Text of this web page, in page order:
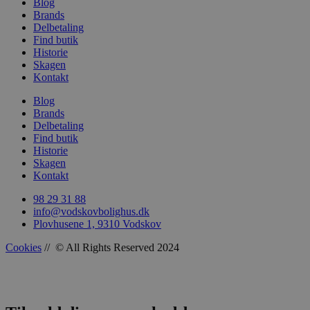
Blog
Brands
Delbetaling
Find butik
Historie
Skagen
Kontakt
Blog
Brands
Delbetaling
Find butik
Historie
Skagen
Kontakt
98 29 31 88
info@vodskovbolighus.dk
Plovhusene 1, 9310 Vodskov
Cookies // © All Rights Reserved 2024